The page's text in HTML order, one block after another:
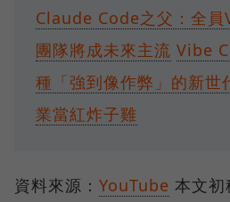
Claude Code之父：全
團隊將成未來主流 Vibe
種「強到像作弊」的新世
業當紅炸子雞
資料來源： YouTube 本文初